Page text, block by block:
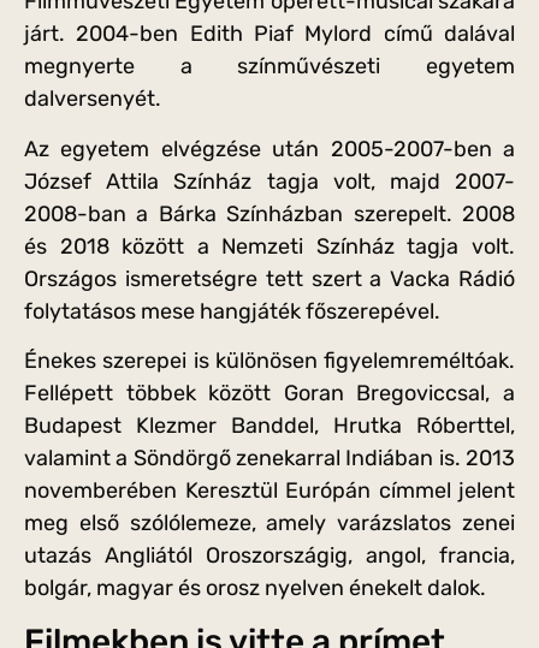
járt. 2004-ben Edith Piaf Mylord című dalával
megnyerte a színművészeti egyetem
dalversenyét.
Az egyetem elvégzése után 2005-2007-ben a
József Attila Színház tagja volt, majd 2007-
2008-ban a Bárka Színházban szerepelt. 2008
és 2018 között a Nemzeti Színház tagja volt.
Országos ismeretségre tett szert a Vacka Rádió
folytatásos mese hangjáték főszerepével.
Énekes szerepei is különösen figyelemreméltóak.
Fellépett többek között Goran Bregoviccsal, a
Budapest Klezmer Banddel, Hrutka Róberttel,
valamint a Söndörgő zenekarral Indiában is. 2013
novemberében Keresztül Európán címmel jelent
meg első szólólemeze, amely varázslatos zenei
utazás Angliától Oroszországig, angol, francia,
bolgár, magyar és orosz nyelven énekelt dalok.